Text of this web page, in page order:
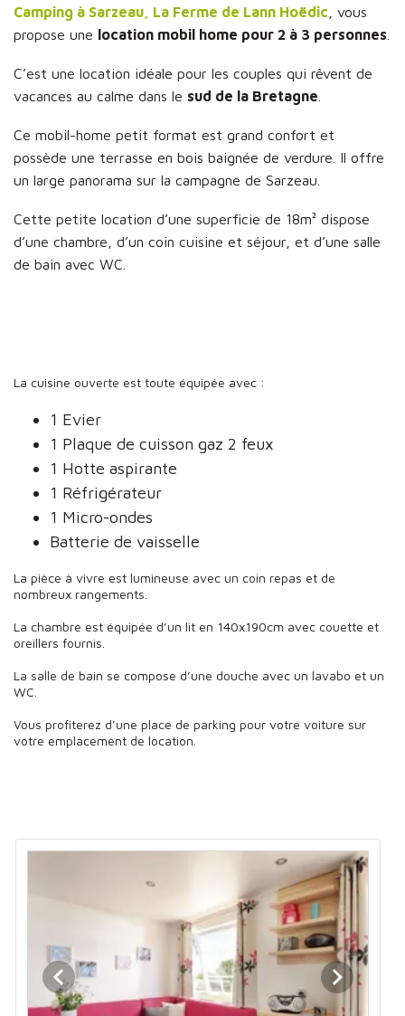
Camping à Sarzeau, La Ferme de Lann Hoëdic , vous
propose une location mobil home pour 2 à 3 personnes
C’est une location idéale pour les couples qui rêvent de
vacances au calme dans le sud de la Bretagne
Ce mobil-home petit format est grand confort et
possède une terrasse en bois baignée de verdure. Il offre
un large panorama sur la campagne de Sarzeau.
Cette petite location d’une superficie de 18m² dispose
d’une chambre, d’un coin cuisine et séjour, et d’une salle
de bain avec WC.
La cuisine ouverte est toute équipée avec :
1 Evier
1 Plaque de cuisson gaz 2 feux
1 Hotte aspirante
1 Réfrigérateur
1 Micro-ondes
Batterie de vaisselle
La pièce à vivre est lumineuse avec un coin repas et de
nombreux rangements.
La chambre est équipée d’un lit en 140x190cm avec couette et
oreillers fournis.
La salle de bain se compose d’une douche avec un lavabo et un
WC.
Vous profiterez d’une place de parking pour votre voiture sur
votre emplacement de location.